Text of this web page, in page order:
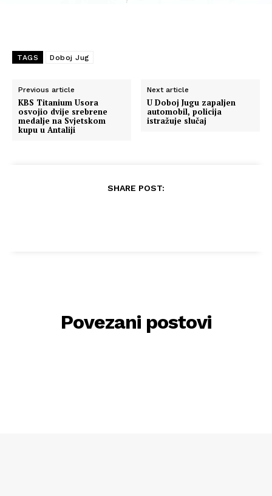
TAGS Doboj Jug
Previous article
KBS Titanium Usora
osvojio dvije srebrene
medalje na Svjetskom
kupu u Antaliji
Next article
U Doboj Jugu zapaljen
automobil, policija
istražuje slučaj
SHARE POST:
Povezani postovi